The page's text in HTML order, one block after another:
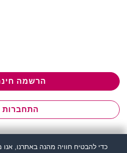
הרשמה
התחברות
כדי להבטיח חוויה מהנה באתרנו,